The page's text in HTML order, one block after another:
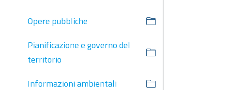
Opere pubbliche
Pianificazione e governo del
territorio
Informazioni ambientali